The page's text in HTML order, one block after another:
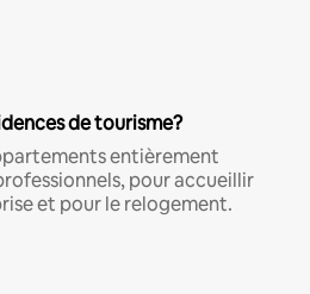
de tourisme?
entièrement
pour accueillir
et pour le relogement.